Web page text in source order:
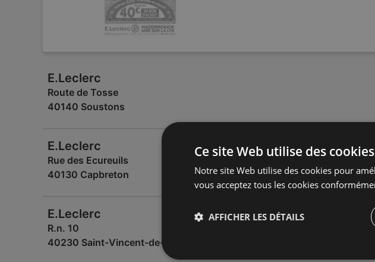
E.Leclerc
Route de Tosse
40140 Soustons
E.Leclerc
Rue des Ecureuils
40130 Capbreton
E.Leclerc
R.n. 10
40230 Saint-Vincent-de-Tyrosse
Ce site Web utilise des cookies
Notre site Web utilise des cookies pour
vous acceptez tous les cookies
AFFICHER LES DÉTAILS